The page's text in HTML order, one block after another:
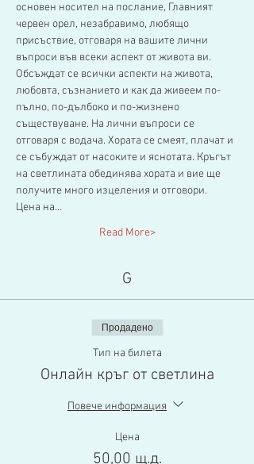
основен носител на послание, Главният
червен орел, незабравимо, любящо
присъствие, отговаря на вашите лични
въпроси във всеки аспект от живота ви.
Обсъждат се всички аспекти на живота,
любовта, съзнанието и как да живеем по-
пълно, по-дълбоко и по-жизнено
съществуване. На лични въпроси се
отговаря с водача. Хората се смеят, плачат и
се събуждат от насоките и яснотата. Кръгът
на светлината обединява хората и вие ще
получите много изцеления и отговори.
Цена на…
Read More>
G
Продадено
Тип на билета
Онлайн кръг от светлина
Повече информация
Цена
50,00 щ.д.